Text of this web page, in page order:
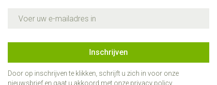
Inschrijven
Door op inschrijven te klikken, schrijft u zich in voor onze
nieuwsbrief en gaat u akkoord met onze privacy policy.